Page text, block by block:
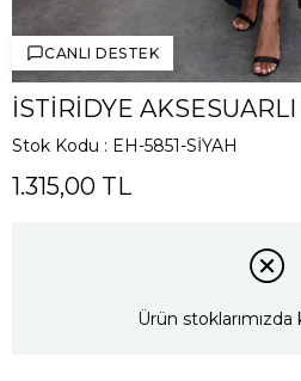
CANLI DESTEK
İSTIRIDYE
Stok Kodu EH-5851-SİYAH
1.315,00 TL
Ürün stoklarımızda